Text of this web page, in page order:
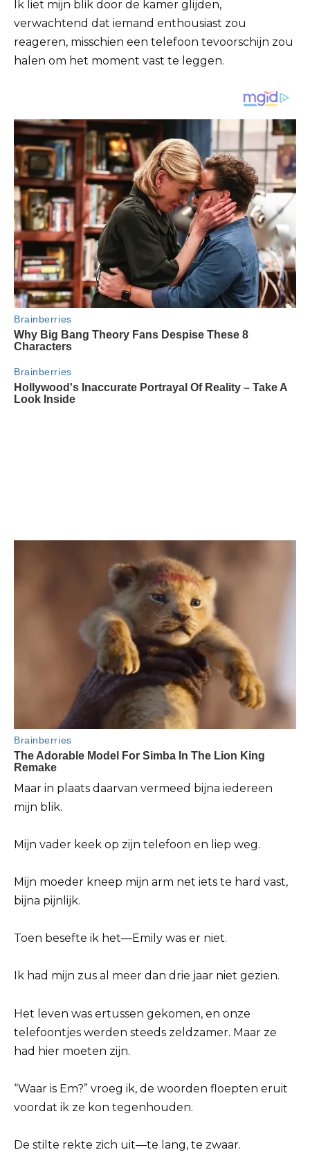
Ik liet mijn blik door de kamer glijden,
verwachtend dat iemand enthousiast zou
reageren, misschien een telefoon tevoorschijn zou
halen om het moment vast te leggen.
Maar in plaats daarvan vermeed bijna iedereen
mijn blik.
Mijn vader keek op zijn telefoon en liep weg.
Mijn moeder kneep mijn arm net iets te hard vast,
bijna pijnlijk.
Toen besefte ik het—Emily was er niet.
Ik had mijn zus al meer dan drie jaar niet gezien.
Het leven was ertussen gekomen, en onze
telefoontjes werden steeds zeldzamer. Maar ze
had hier moeten zijn.
“Waar is Em?” vroeg ik, de woorden floepten eruit
voordat ik ze kon tegenhouden.
De stilte rekte zich uit—te lang, te zwaar.